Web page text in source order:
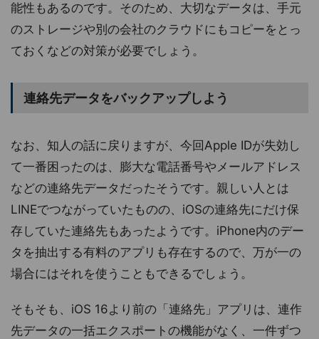
能性もあるのです。そのため、大切なデータは、手元
のストレージや別の会社のクラウドにもコピーをとっ
ておくなどの対策が必要でしょう。
連絡先データをバックアップしよう
なお、知人の話に戻りますが、今回Apple IDが失効し
て一番困ったのは、膨大な電話番号やメールアドレス
などの連絡先データだったそうです。親しい人とは
LINEでつながっていたものの、iOSの連絡先にだけ保
存していた連絡先もあったようです。iPhone内のデー
タを抽出する有料のアプリも存在するので、万が一の
場合にはそれを使うこともできるでしょう。
そもそも、iOS 16より前の「連絡先」アプリは、連作
先データの一括エクスポートの機能がなく、一件ずつ